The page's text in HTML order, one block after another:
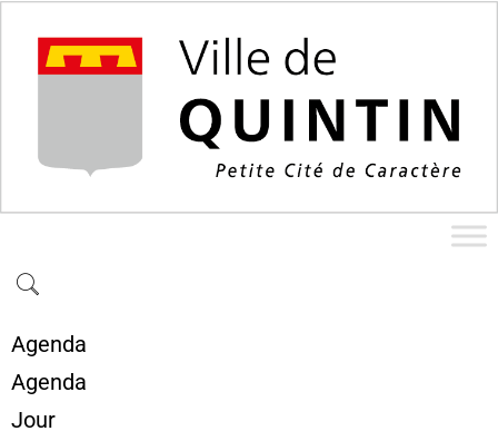
Agenda
Agenda
Jour